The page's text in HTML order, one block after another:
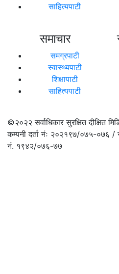
साहित्यपाटी
समाचार
समग्रपाटी
स्वास्थ्यपाटी
शिक्षापाटी
साहित्यपाटी
©२०२२सर्वाधिकार सुरक्षित दीक्षित
कम्पनी दर्ता नंः २०२१९७/०७५-०७६ /
नं. १९४२/०७६-७७